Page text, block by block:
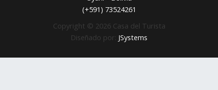
(+591) 73524261
Copyright © 2026 Casa del Turista
Diseñado por: JSystems